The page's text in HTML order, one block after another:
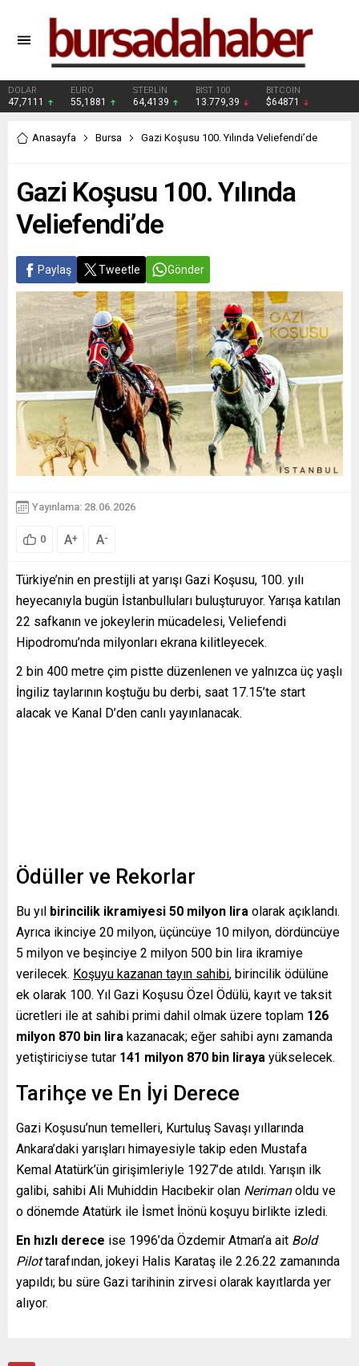
DOLAR
47,7111
EURO
55,1881
STERLİN
64,4139
BIST 100
13.779,39
BITCOIN
$64871
Anasayfa Bursa Gazi Koşusu 100. Yılında Veliefendi’de
Gazi Koşusu 100. Yılında
Veliefendi’de
Paylaş Tweetle Gönder
Yayınlama: 28.06.2026
0 A+ A-
Türkiye’nin en prestijli at yarışı Gazi Koşusu, 100. yılı
heyecanıyla bugün İstanbulluları buluşturuyor. Yarışa katılan
22 safkanın ve jokeylerin mücadelesi, Veliefendi
Hipodromu’nda milyonları ekrana kilitleyecek.
2 bin 400 metre çim pistte düzenlenen ve yalnızca üç yaşlı
İngiliz taylarının koştuğu bu derbi, saat 17.15’te start
alacak ve Kanal D’den canlı yayınlanacak.
Ödüller ve Rekorlar
Bu yıl birincilik ikramiyesi 50 milyon lira olarak açıklandı.
Ayrıca ikinciye 20 milyon, üçüncüye 10 milyon, dördüncüye
5 milyon ve beşinciye 2 milyon 500 bin lira ikramiye
verilecek. Koşuyu kazanan tayın sahibi, birincilik ödülüne
ek olarak 100. Yıl Gazi Koşusu Özel Ödülü, kayıt ve taksit
ücretleri ile at sahibi primi dahil olmak üzere toplam 126
milyon 870 bin lira kazanacak; eğer sahibi aynı zamanda
yetiştiriciyse tutar 141 milyon 870 bin liraya yükselecek.
Tarihçe ve En İyi Derece
Gazi Koşusu’nun temelleri, Kurtuluş Savaşı yıllarında
Ankara’daki yarışları himayesiyle takip eden Mustafa
Kemal Atatürk’ün girişimleriyle 1927’de atıldı. Yarışın ilk
galibi, sahibi Ali Muhiddin Hacıbekir olan Nerimanoldu ve
o dönemde Atatürk ile İsmet İnönü koşuyu birlikte izledi.
En hızlı derece ise 1996’da Özdemir Atman’a ait Bold
Pilottarafından, jokeyi Halis Karataş ile 2.26.22 zamanında
yapıldı; bu süre Gazi tarihinin zirvesi olarak kayıtlarda yer
alıyor.